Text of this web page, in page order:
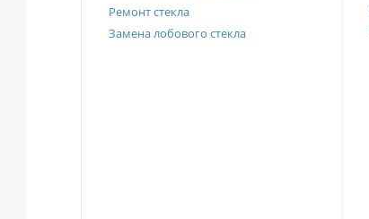
Ремонт стекла
Замена лобового стекла